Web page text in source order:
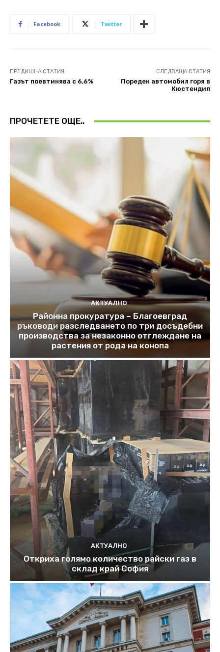
Facebook Twitter
ПРЕДИШНА СТАТИЯ
Газът поевтинява с 6,6%
СЛЕДВАЩА СТАТИЯ
Пореден автомобил горя в
Кюстендил
ПРОЧЕТЕТЕ ОЩЕ..
АКТУАЛНО
Районна прокуратура – Благоевград
ръководи разследването по три досъдебни
производства за незаконно отглеждане на
растения от рода на конопа
АКТУАЛНО
Откриха голямо количество райски газ в
склад край София